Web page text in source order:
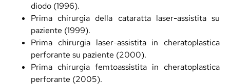
diodo (1996).
Prima chirurgia della cataratta laser-assistita su
paziente (1999).
Prima chirurgia laser-assistita in cheratoplastica
perforante su paziente (2000).
Prima chirurgia femtoassistita in cheratoplastica
perforante (2005).